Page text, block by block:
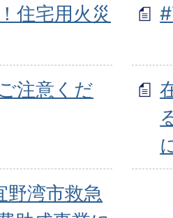
住宅用火災
注意くだ
野湾市救急